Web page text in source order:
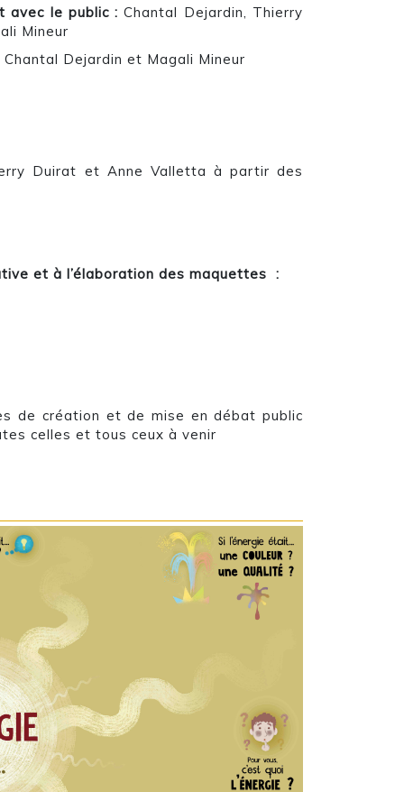
avec le public : Chantal Dejardin, Thierry
Mineur
Chantal Dejardin et Magali Mineur
Duirat et Anne Valletta à partir des
et à l’élaboration des maquettes :
de création et de mise en débat public
celles et tous ceux à venir